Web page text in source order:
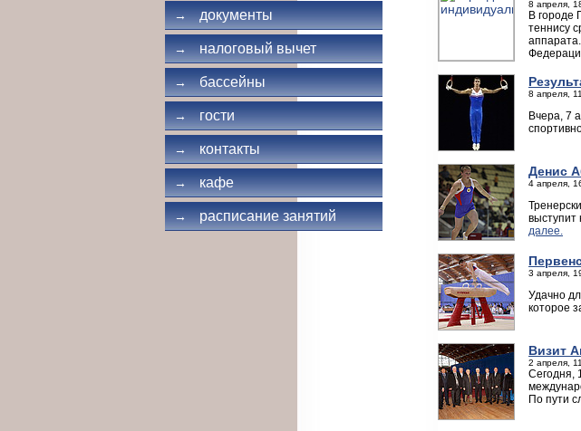
→ документы
→ налоговый вычет
→ бассейны
→ гости
→ контакты
→ кафе
→ расписание занятий
8 апреля,
В городе
теннису
8 апреля,
Вчера, 7
Денис
4 апреля,
далее.
3 апреля,
Удачно
которое
Визит
2 апреля,
Сегодня,
По пути